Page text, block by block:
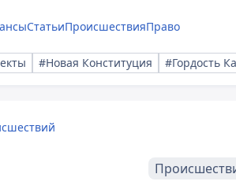
СтатьиПроисшествияПраво
#Новая Конституция #Гордость